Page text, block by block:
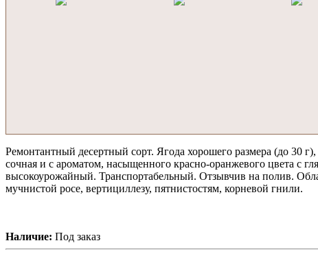
Ремонтантный десертный сорт. Ягода хорошего размера (до 30
сочная и с ароматом, насыщенного красно-оранжевого цвета с
высокоурожайный. Транспортабельный. Отзывчив на полив.
мучнистой росе, вертициллезу, пятнистостям, корневой гнили.
Наличие: Под заказ